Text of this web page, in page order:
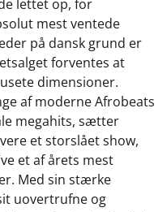
lettet op, for
mest ventede
på dansk grund er
forventes at
dimensioner.
af moderne Afrobeats
megahits, sætter
et storslået show,
et af årets mest
Med sin stærke
uovertrufne og